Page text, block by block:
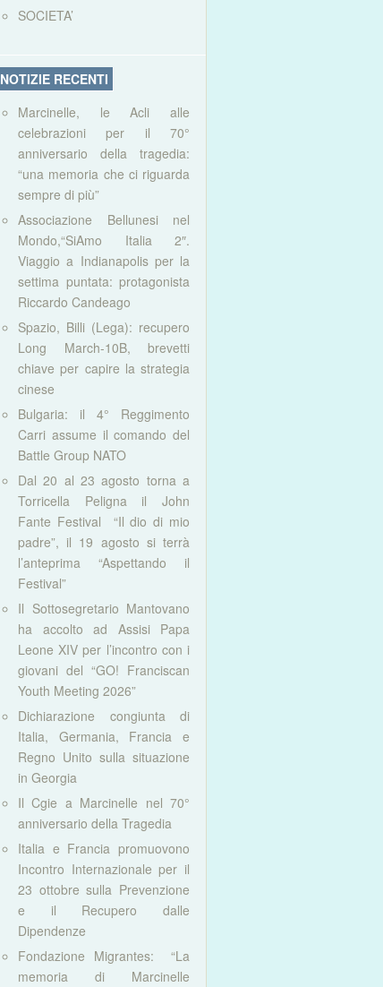
SOCIETA’
NOTIZIE RECENTI
Marcinelle, le Acli alle
celebrazioni per il 70°
anniversario della tragedia:
“una memoria che ci riguarda
sempre di più”
Associazione Bellunesi nel
Mondo,“SiAmo Italia 2″.
Viaggio a Indianapolis per la
settima puntata: protagonista
Riccardo Candeago
Spazio, Billi (Lega): recupero
Long March-10B, brevetti
chiave per capire la strategia
cinese
Bulgaria: il 4° Reggimento
Carri assume il comando del
Battle Group NATO
Dal 20 al 23 agosto torna a
Torricella Peligna il John
Fante Festival “Il dio di mio
padre”, il 19 agosto si terrà
l’anteprima “Aspettando il
Festival”
Il Sottosegretario Mantovano
ha accolto ad Assisi Papa
Leone XIV per l’incontro con i
giovani del “GO! Franciscan
Youth Meeting 2026”
Dichiarazione congiunta di
Italia, Germania, Francia e
Regno Unito sulla situazione
in Georgia
Il Cgie a Marcinelle nel 70°
anniversario della Tragedia
Italia e Francia promuovono
Incontro Internazionale per il
23 ottobre sulla Prevenzione
e il Recupero dalle
Dipendenze
Fondazione Migrantes: “La
memoria di Marcinelle